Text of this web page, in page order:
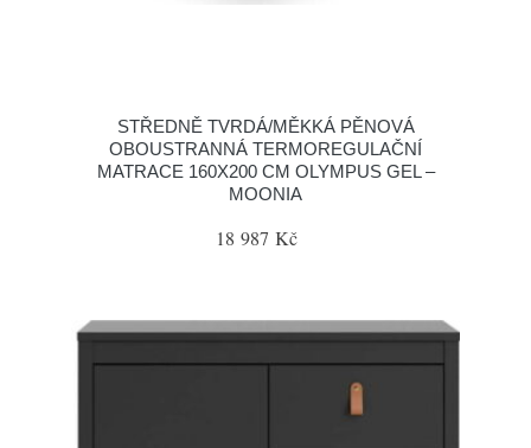
STŘEDNĚ TVRDÁ/MĚKKÁ PĚNOVÁ
OBOUSTRANNÁ TERMOREGULAČNÍ
MATRACE 160X200 CM OLYMPUS GEL –
MOONIA
18 987 Kč